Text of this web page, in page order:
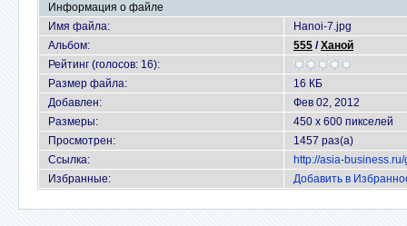
Информация о файле
Имя файла:
Hanoi-7.jpg
Альбом:
555 /Ханой
Рейтинг (голосов: 16):
Размер файла:
16 КБ
Добавлен:
Фев 02, 2012
Размеры:
450 x 600 пикселей
Просмотрен:
1457 раз(а)
Ссылка:
http://asia-
Избранные:
Добавить в